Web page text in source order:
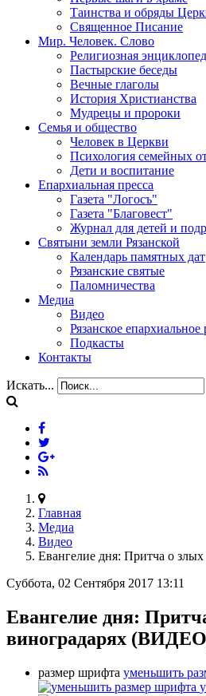
Таинства и обряды
Священное Писание
Мир. Человек. Слово
Религиозная
Пастырские беседы
Вечные глаголы
История Христианства
Мудрецы и пророки
Семья и общество
Человек в Церкви
Психология семейных
Дети и воспитание
Епархиальная пресса
Газета "Логосъ"
Газета "Благовест"
Журнал для детей и
Святыни земли Рязанской
Календарь памятных дат
Рязанские святые
Паломничества
Медиа
Видео
Рязанское епархиальное
Подкасты
Контакты
Искать...
Главная
Медиа
Видео
Евангелие дня: Притча о
Суббота, 02 Сентября 2017 13:11
Евангелие дня:
виноградарях
размер шрифта уменьшить